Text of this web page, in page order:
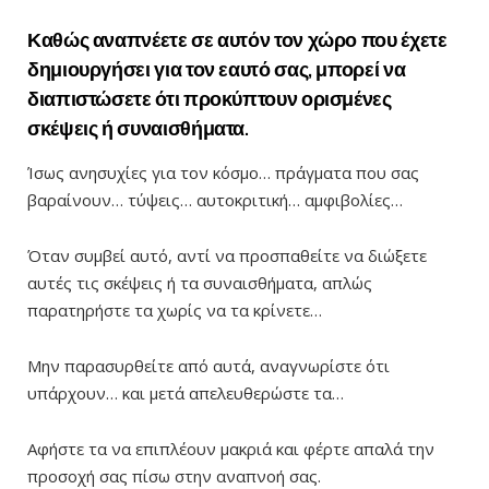
Καθώς αναπνέετε σε αυτόν τον χώρο που έχετε
δημιουργήσει για τον εαυτό σας, μπορεί να
διαπιστώσετε ότι προκύπτουν ορισμένες
σκέψεις ή συναισθήματα.
Ίσως ανησυχίες για τον κόσμο… πράγματα που σας
βαραίνουν… τύψεις… αυτοκριτική… αμφιβολίες…
Όταν συμβεί αυτό, αντί να προσπαθείτε να διώξετε
αυτές τις σκέψεις ή τα συναισθήματα, απλώς
παρατηρήστε τα χωρίς να τα κρίνετε…
Μην παρασυρθείτε από αυτά, αναγνωρίστε ότι
υπάρχουν… και μετά απελευθερώστε τα…
Αφήστε τα να επιπλέουν μακριά και φέρτε απαλά την
προσοχή σας πίσω στην αναπνοή σας.